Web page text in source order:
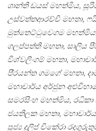
ශාන්ති ඩයස් මහත්මිය,
උස්වත්තආරච්චි මහතා,
මුත්තෙට්ටුවෙගම
ගලප්පත්ති මහතා, සාලිය
විශ්වලිංගම් මහතා,
පි‍්‍රයන්ත ගමගේ මහතා,
මහාචාර්ය අර්ජුන
සමරසිංහ මහත්මිය,
ජයතිලක මහතා,
පූජ්‍ය දුලිප් චිකේරා